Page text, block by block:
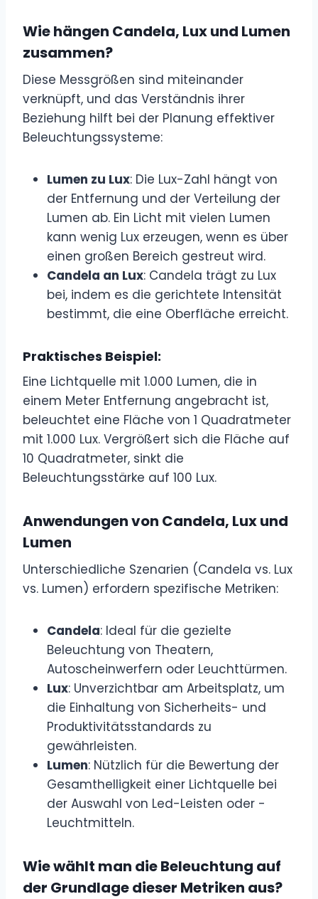
Wie hängen Candela, Lux und Lumen
zusammen?
Diese Messgrößen sind miteinander
verknüpft, und das Verständnis ihrer
Beziehung hilft bei der Planung effektiver
Beleuchtungssysteme:
Lumen zu Lux: Die Lux-Zahl hängt von
der Entfernung und der Verteilung der
Lumen ab. Ein Licht mit vielen Lumen
kann wenig Lux erzeugen, wenn es über
einen großen Bereich gestreut wird.
Candela an Lux: Candela trägt zu Lux
bei, indem es die gerichtete Intensität
bestimmt, die eine Oberfläche erreicht.
Praktisches Beispiel:
Eine Lichtquelle mit 1.000 Lumen, die in
einem Meter Entfernung angebracht ist,
beleuchtet eine Fläche von 1 Quadratmeter
mit 1.000 Lux. Vergrößert sich die Fläche auf
10 Quadratmeter, sinkt die
Beleuchtungsstärke auf 100 Lux.
Anwendungen von Candela, Lux und
Lumen
Unterschiedliche Szenarien (Candela vs. Lux
vs. Lumen) erfordern spezifische Metriken:
Candela: Ideal für die gezielte
Beleuchtung von Theatern,
Autoscheinwerfern oder Leuchttürmen.
Lux: Unverzichtbar am Arbeitsplatz, um
die Einhaltung von Sicherheits- und
Produktivitätsstandards zu
gewährleisten.
Lumen: Nützlich für die Bewertung der
Gesamthelligkeit einer Lichtquelle bei
der Auswahl von Led-Leisten oder -
Leuchtmitteln.
Wie wählt man die Beleuchtung auf
der Grundlage dieser Metriken aus?